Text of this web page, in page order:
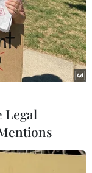
Legal